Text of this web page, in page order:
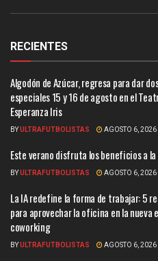
RECIENTES
Algodón de Azúcar, regresa para dar
especiales 15 y 16 de agosto en el
Esperanza Iris
BYULTRAFUTBOLISTAS AGOSTO 6, 2026
Este verano disfruta los beneficios a
BYULTRAFUTBOLISTAS AGOSTO 6, 2026
La IA redefine la forma de trabajar: 5
para aprovechar la oficina en la nueva
coworking
BYULTRAFUTBOLISTAS AGOSTO 6, 2026